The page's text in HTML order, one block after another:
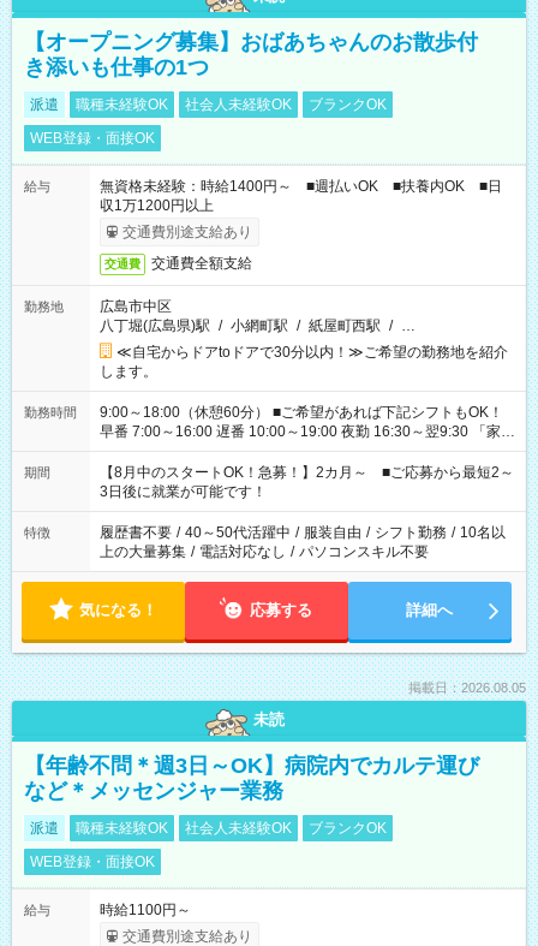
【オープニング募集】おばあちゃんのお散歩付
き添いも仕事の1つ
派遣 職種未経験OK 社会人未経験OK
ブランクOK
WEB登録・面接OK
給与
無資格未経験：時給1400円～ ■週払いOK ■扶養内OK ■日
収1万1200円以上
交通費別途支給あり
交通費 交通費全額支給
勤務地
広島市中区
八丁堀(広島県)駅 / 小網町駅 / 紙屋町西駅 / …
≪自宅からドアtoドアで30分以内！≫ご希望の勤務地を紹介
します。
勤務時間
9:00～18:00（休憩60分） ■ご希望があれば下記シフトもOK！
早番 7:00～16:00 遅番 10:00～19:00 夜勤 16:30～翌9:30 「家族
と休みを合わせたい」 「余裕を持って夕飯の準備がしたい」
「できれば残業はしたくない」 など、ご希望を教えてください
ね。 ※Wワーク希望の方へ 今ご覧のお仕事で希望する勤務時間
と、もう1つのお仕事の勤務時間。 合計で週40時間を超える場
合は応募できません。
期間
【8月中のスタートOK！急募！】2カ月～ ■ご応募から最短2～
3日後に就業が可能です！
特徴 履歴書不要 / 40～50代活躍中 / 服装自由 / シフト勤務 / 10名以
上の大量募集 / 電話対応なし / パソコンスキル不要
気になる！ 応募する 詳細へ
掲載日：2026.08.05
未読
【年齢不問＊週3日～OK】病院内でカルテ運び
など＊メッセンジャー業務
派遣 職種未経験OK 社会人未経験OK
ブランクOK
WEB登録・面接OK
給与
時給1100円～
交通費別途支給あり